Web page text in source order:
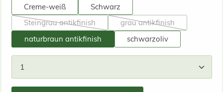
Creme-weiß
Schwarz
Steingrau antikfinish
(Diese Option ist zurzeit nicht verfügbar.)
grau antikfinish
(Diese Option ist zurzeit
naturbraun antikfinish schwarzoliv